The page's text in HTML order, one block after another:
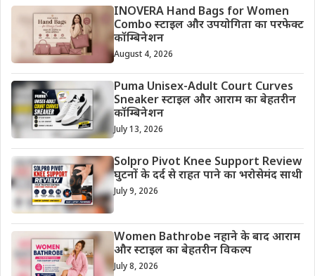
INOVERA Hand Bags for Women
Combo स्टाइल और उपयोगिता का परफेक्ट
कॉम्बिनेशन
August 4, 2026
Puma Unisex-Adult Court Curves
Sneaker स्टाइल और आराम का बेहतरीन
कॉम्बिनेशन
July 13, 2026
Solpro Pivot Knee Support Review
घुटनों के दर्द से राहत पाने का भरोसेमंद साथी
July 9, 2026
Women Bathrobe नहाने के बाद आराम
और स्टाइल का बेहतरीन विकल्प
July 8, 2026